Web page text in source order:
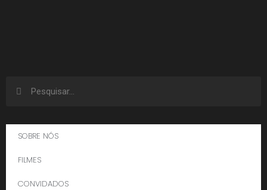
SOBRE NÓS
FILMES
CONVIDADOS